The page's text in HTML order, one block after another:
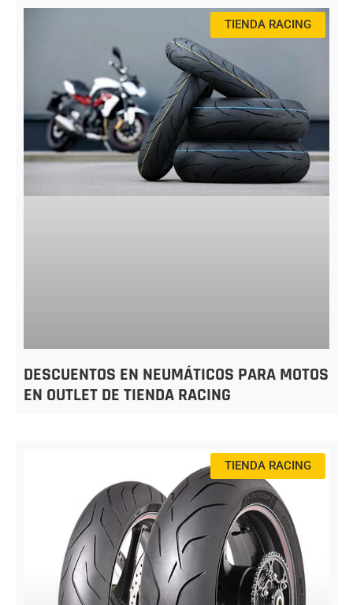
TIENDA RACING
DESCUENTOS EN NEUMÁTICOS PARA MOTOS
EN OUTLET DE TIENDA RACING
TIENDA RACING